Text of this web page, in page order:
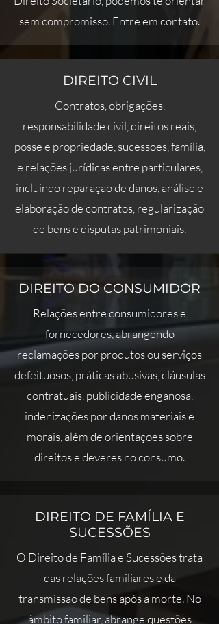
sem compromisso. Entre em contato.
DIREITO CIVIL
Contratos, obrigações,
responsabilidade civil, direitos reais,
posse e propriedade, sucessões, família,
e relações jurídicas entre particulares,
incluindo reparação de danos, análise e
elaboração de contratos, regularização
de bens e disputas patrimoniais.
DIREITO DO CONSUMIDOR
Relações entre consumidores e
fornecedores, abrangendo
reclamações por produtos ou serviços
defeituosos, práticas abusivas, cláusulas
contratuais, publicidade enganosa,
indenizações por danos materiais e
morais, além de orientações sobre
direitos e deveres no consumo.
DIREITO DE FAMÍLIA E
SUCESSÕES
O Direito de Família e Sucessões trata
das relações familiares e da
transmissão de bens após a morte. No
âmbito familiar, abrange questões